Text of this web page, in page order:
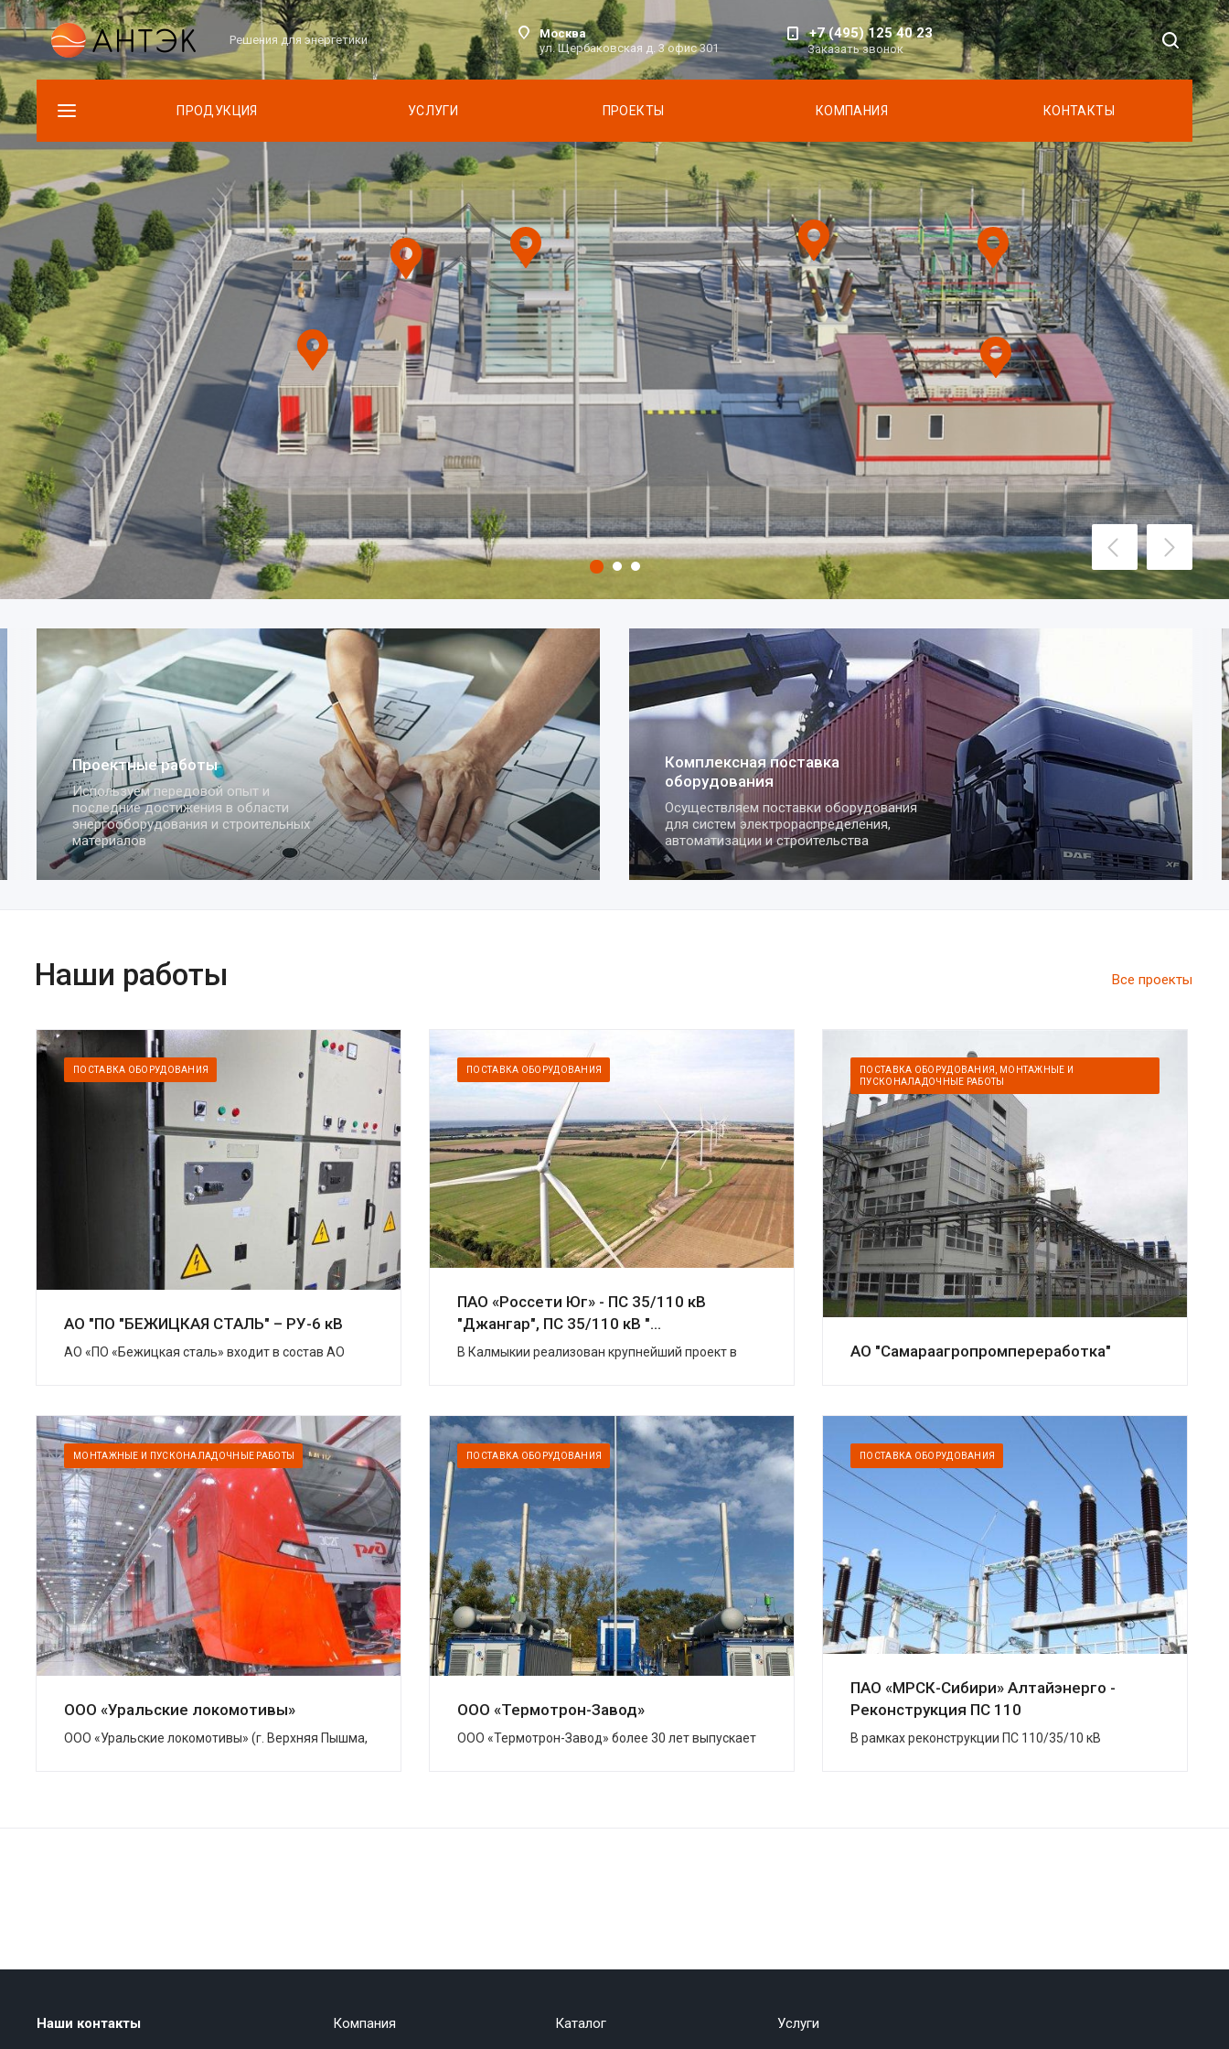
Решения для энергетики
Москва
ул. Щербаковская д. 3 офис 301
+7 (495) 125 40 23
Заказать звонок
ПРОДУКЦИЯ УСЛУГИ ПРОЕКТЫ КОМПАНИЯ КОНТАКТЫ
Комплексная поставка
оборудования
Осуществляем поставки оборудования
для систем электрораспределения,
автоматизации и строительства
Монтажные и пусконаладочные
работы
Готовы выполнить электромонтажные и
пусконаладочные работы любой
сложности
Все проекты
Наши работы
ПОСТАВКА ОБОРУДОВАНИЯ
АО "ПО "БЕЖИЦКАЯ СТАЛЬ" – РУ-6 кВ
АО «ПО «Бежицкая сталь» входит в состав АО
ПОСТАВКА ОБОРУДОВАНИЯ
ПАО «Россети Юг» - ПС 35/110 кВ
"Джангар", ПС 35/110 кВ "...
В Калмыкии реализован крупнейший проект в
ПОСТАВКА ОБОРУДОВАНИЯ, МОНТАЖНЫЕ И
ПУСКОНАЛАДОЧНЫЕ РАБОТЫ
АО "Самараагропромпереработка"
МОНТАЖНЫЕ И ПУСКОНАЛАДОЧНЫЕ РАБОТЫ
ООО «Уральские локомотивы»
ООО «Уральские локомотивы» (г. Верхняя Пышма,
ПОСТАВКА ОБОРУДОВАНИЯ
ООО «Термотрон-Завод»
ООО «Термотрон-Завод» более 30 лет выпускает
ПОСТАВКА ОБОРУДОВАНИЯ
ПАО «МРСК-Сибири» Алтайэнерго -
Реконструкция ПС 110
В рамках реконструкции ПС 110/35/10 кВ
Наши контакты Компания Каталог Услуги